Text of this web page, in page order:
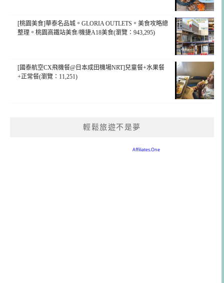
[桃園美食]華泰名品城。GLORIA OUTLETS。美食攻略總
整理。桃園高鐵站美食/機捷A18美食(瀏覽：943,295)
[國泰航空CX飛機餐@日本成田機場NRT]兒童餐+水果餐
+正常餐(瀏覽：11,251)
輕鬆旅遊不是夢